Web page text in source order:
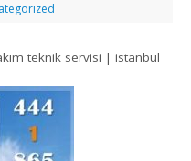
teknik servisi | istanbul